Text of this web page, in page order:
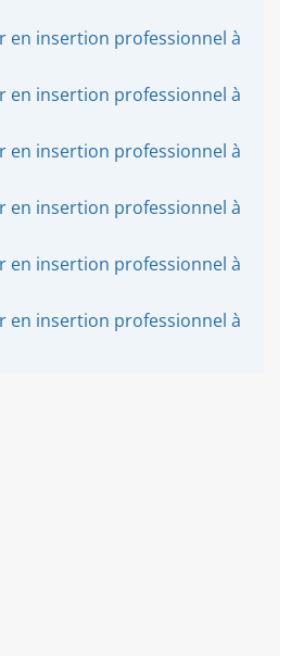
en insertion professionnel à
en insertion professionnel à
en insertion professionnel à
en insertion professionnel à
en insertion professionnel à
en insertion professionnel à